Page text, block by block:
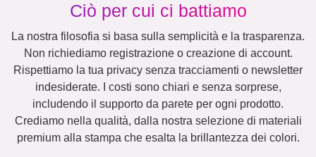
Ciò per cui ci battiamo
La nostra filosofia si basa sulla semplicità e la trasparenza.
Non richiediamo registrazione o creazione di account.
Rispettiamo la tua privacy senza tracciamenti o newsletter
indesiderate. I costi sono chiari e senza sorprese,
includendo il supporto da parete per ogni prodotto.
Crediamo nella qualità, dalla nostra selezione di materiali
premium alla stampa che esalta la brillantezza dei colori.